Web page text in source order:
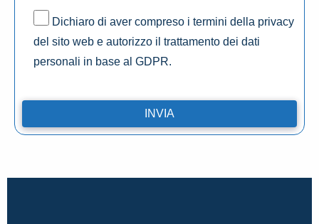
Dichiaro di aver compreso i termini della privacy
del sito web e autorizzo il trattamento dei dati
personali in base al GDPR.